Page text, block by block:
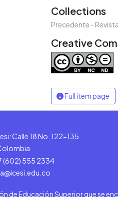
Collections
Precedente -
Creative
Full item page
Calle 18 No. 122-135
(602) 555 2334
de Educación Superior que se